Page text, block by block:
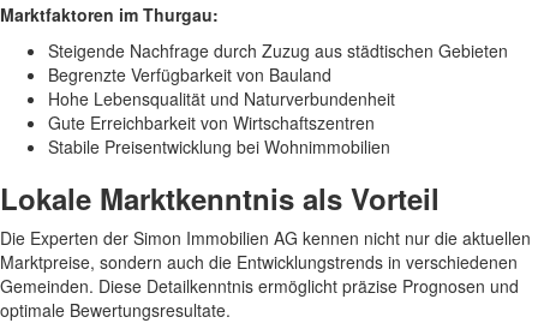
Marktfaktoren im Thurgau:
Steigende Nachfrage durch Zuzug aus städtischen Gebieten
Begrenzte Verfügbarkeit von Bauland
Hohe Lebensqualität und Naturverbundenheit
Gute Erreichbarkeit von Wirtschaftszentren
Stabile Preisentwicklung bei Wohnimmobilien
Lokale Marktkenntnis als Vorteil
Die Experten der Simon Immobilien AG kennen nicht nur die aktuellen
Marktpreise, sondern auch die Entwicklungstrends in verschiedenen
Gemeinden. Diese Detailkenntnis ermöglicht präzise Prognosen und
optimale Bewertungsresultate.